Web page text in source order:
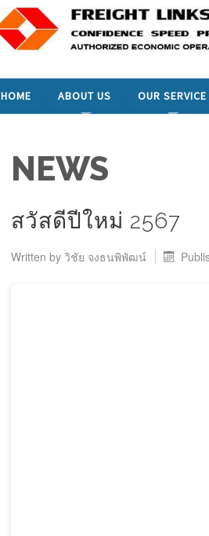
HOME ABOUT US OUR SERVICE
NEWS
สวัสดีปีใหม่ 2567
Written by วิชัย จงธนพิพัฒน์